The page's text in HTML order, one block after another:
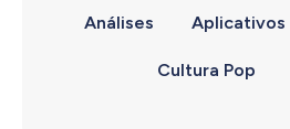
Análises Aplicativos
Cultura Pop